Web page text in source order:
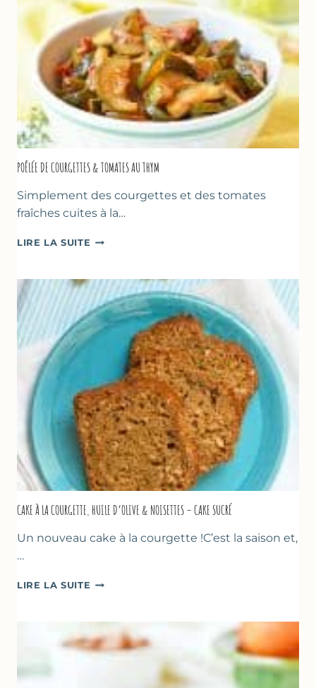
POÊLÉE DE COURGETTES & TOMATES AU THYM
Simplement des courgettes et des tomates
fraîches cuites à la…
LIRE LA SUITE POÊLÉE
&
TOMATES
AU
THYM
CAKE À LA COURGETTE, HUILE D’OLIVE & NOISETTES – CAKE SUCRÉ
Un nouveau cake à la courgette !C’est la saison et,
…
LIRE LA SUITE CAKE
COURGETTE,
HUILE
D’OLIVE